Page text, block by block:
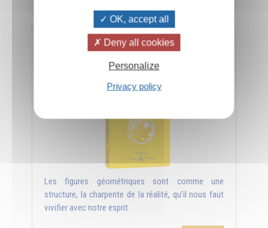
Le langage des figures géométriques
Les figures géométriques sont comme une
structure, la charpente de la réalité, qu'il nous faut
vivifier avec notre esprit.
OK, accept all
Deny all cookies
Personalize
Privacy policy